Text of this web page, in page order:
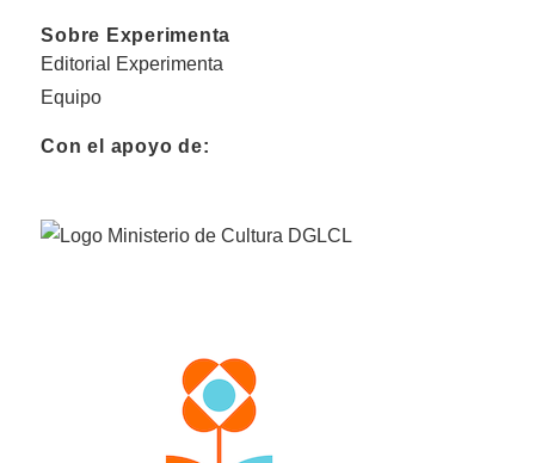
Sobre Experimenta
Editorial Experimenta
Equipo
Con el apoyo de: